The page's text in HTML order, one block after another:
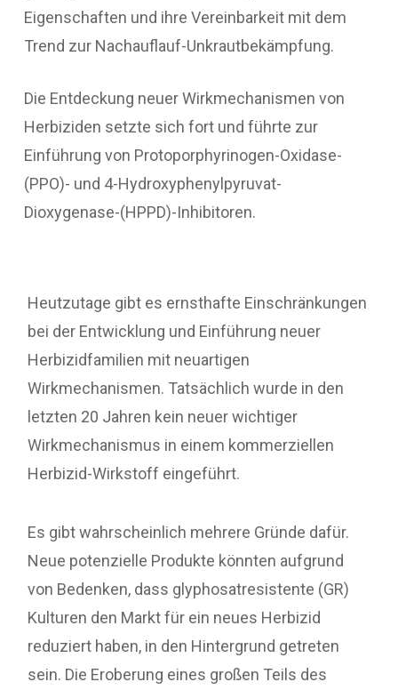
Eigenschaften und ihre Vereinbarkeit mit dem
Trend zur Nachauflauf-Unkrautbekämpfung.
Die Entdeckung neuer Wirkmechanismen von
Herbiziden setzte sich fort und führte zur
Einführung von Protoporphyrinogen-Oxidase-
(PPO)- und 4-Hydroxyphenylpyruvat-
Dioxygenase-(HPPD)-Inhibitoren.
Heutzutage gibt es ernsthafte Einschränkungen
bei der Entwicklung und Einführung neuer
Herbizidfamilien mit neuartigen
Wirkmechanismen. Tatsächlich wurde in den
letzten 20 Jahren kein neuer wichtiger
Wirkmechanismus in einem kommerziellen
Herbizid-Wirkstoff eingeführt.
Es gibt wahrscheinlich mehrere Gründe dafür.
Neue potenzielle Produkte könnten aufgrund
von Bedenken, dass glyphosatresistente (GR)
Kulturen den Markt für ein neues Herbizid
reduziert haben, in den Hintergrund getreten
sein. Die Eroberung eines großen Teils des